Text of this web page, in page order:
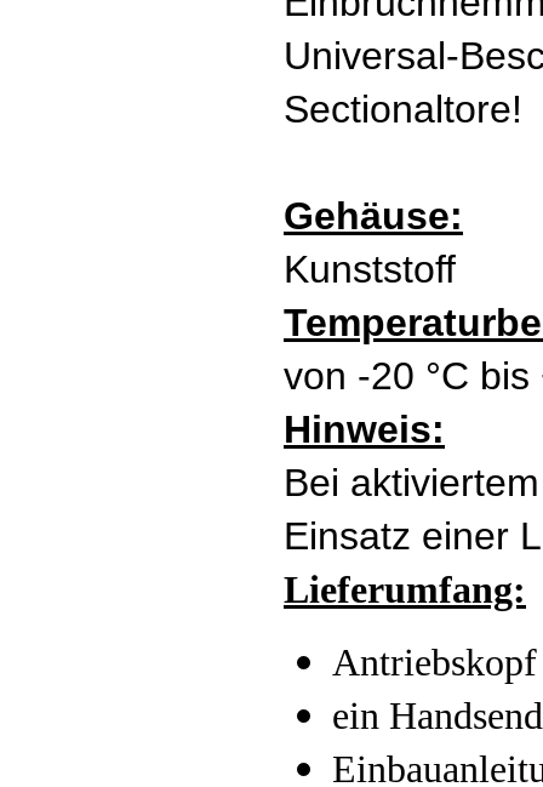
Universal-
Sectionaltore!
Gehäuse:
Kunststoff
von -20 °C bis
Hinweis:
Bei
Einsatz einer
Lieferumfang:
ein